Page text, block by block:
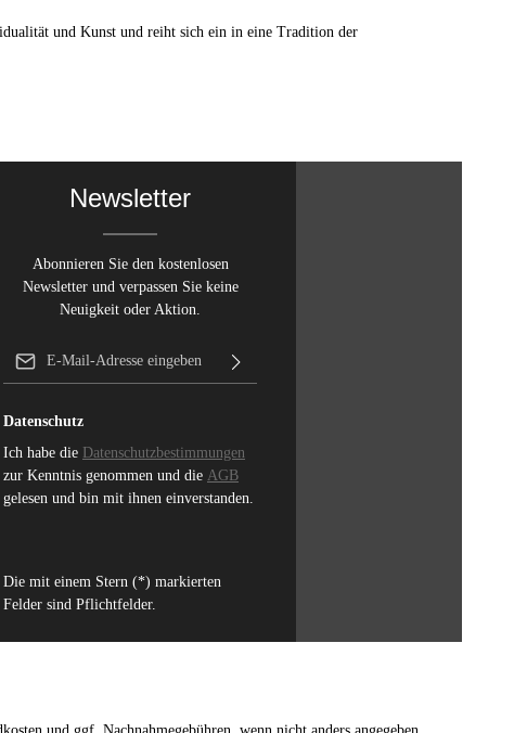
und Kunst und reiht sich ein in eine Tradition der
Newsletter
Abonnieren Sie den kostenlosen
Newsletter und verpassen Sie keine
Neuigkeit oder Aktion.
Datenschutz
Ich habe die Datenschutzbestimmungen
zur Kenntnis genommen und die AGB
gelesen und bin mit ihnen einverstanden.
Die mit einem Stern (*) markierten
Felder sind Pflichtfelder.